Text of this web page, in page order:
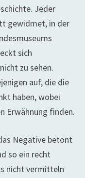
Jeder
gewidmet, in der
sich
zu sehen.
auf, die die
haben, wobei
Erwähnung finden.
Negative betont
so ein recht
nicht vermitteln